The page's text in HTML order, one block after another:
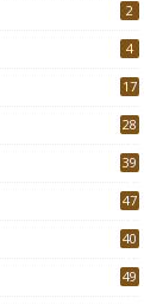
2
4
17
28
39
47
40
49